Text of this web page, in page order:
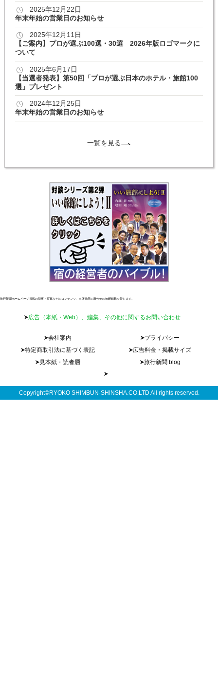
2025年12月22日
年末年始の営業日のお知らせ
2025年12月11日
【ご案内】プロが選ぶ100選・30選 2026年版ロゴマークに
ついて
2025年6月17日
【当選者発表】第50回「プロが選ぶ日本のホテル・旅館100
選」プレゼント
2024年12月25日
年末年始の営業日のお知らせ
一覧を見る
旅行新聞ホームページ掲載の記事・写真などのコンテンツ、出版物等の著作物の無断転載を禁じます。
広告（本紙・Web）、編集、その他に関するお問い合わせ
会社案内
プライバシー
特定商取引法に基づく表記
広告料金・掲載サイズ
見本紙・読者層
旅行新聞 blog
Copyright©RYOKO SHIMBUN-SHINSHA.CO,LTD All rights reserved.